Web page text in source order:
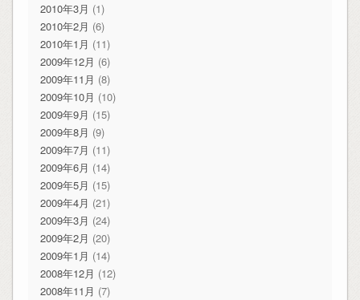
2010年3月 (1)
2010年2月 (6)
2010年1月 (11)
2009年12月 (6)
2009年11月 (8)
2009年10月 (10)
2009年9月 (15)
2009年8月 (9)
2009年7月 (11)
2009年6月 (14)
2009年5月 (15)
2009年4月 (21)
2009年3月 (24)
2009年2月 (20)
2009年1月 (14)
2008年12月 (12)
2008年11月 (7)